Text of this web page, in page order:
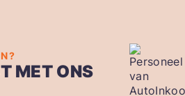
MET ONS